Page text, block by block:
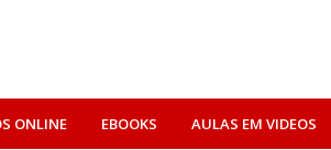
ONLINE EBOOKS AULAS EM VIDEOS